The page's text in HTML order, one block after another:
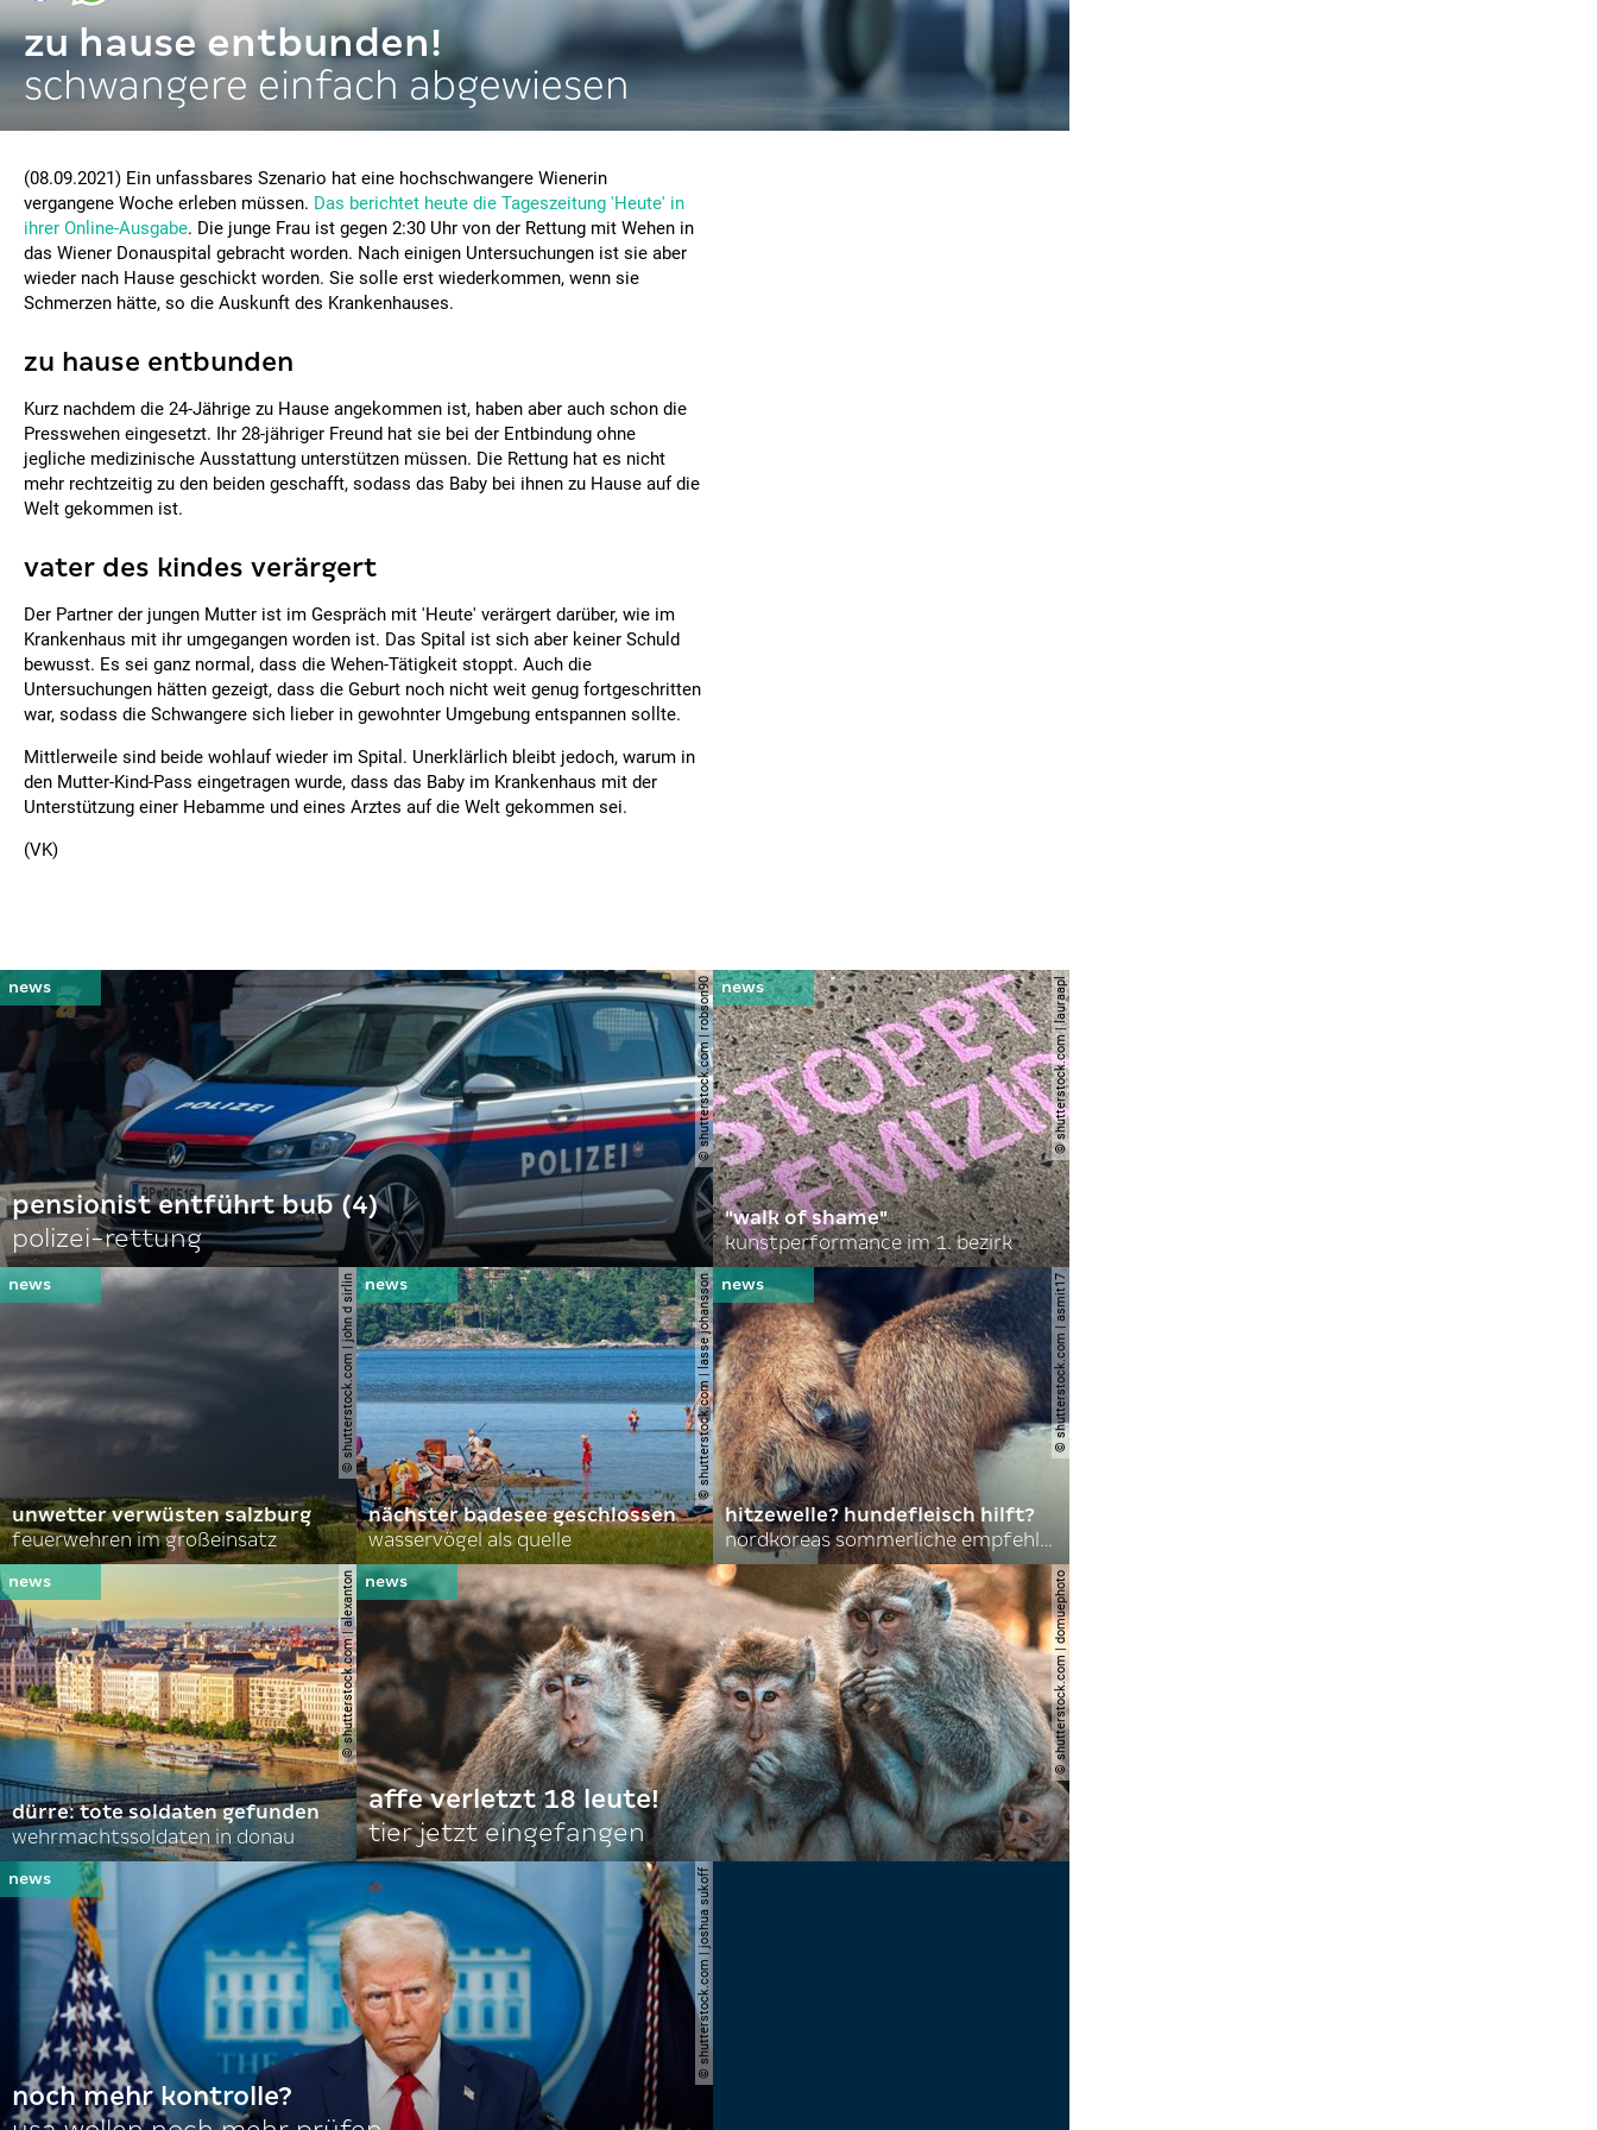
zu hause entbunden!
schwangere einfach abgewiesen
(08.09.2021) Ein unfassbares Szenario hat eine hochschwangere Wienerin
vergangene Woche erleben müssen. Das berichtet heute die Tageszeitung 'Heute' in
ihrer Online-Ausgabe. Die junge Frau ist gegen 2:30 Uhr von der Rettung mit Wehen in
das Wiener Donauspital gebracht worden. Nach einigen Untersuchungen ist sie aber
wieder nach Hause geschickt worden. Sie solle erst wiederkommen, wenn sie
Schmerzen hätte, so die Auskunft des Krankenhauses.
zu hause entbunden
Kurz nachdem die 24-Jährige zu Hause angekommen ist, haben aber auch schon die
Presswehen eingesetzt. Ihr 28-jähriger Freund hat sie bei der Entbindung ohne
jegliche medizinische Ausstattung unterstützen müssen. Die Rettung hat es nicht
mehr rechtzeitig zu den beiden geschafft, sodass das Baby bei ihnen zu Hause auf die
Welt gekommen ist.
vater des kindes verärgert
Der Partner der jungen Mutter ist im Gespräch mit 'Heute' verärgert darüber, wie im
Krankenhaus mit ihr umgegangen worden ist. Das Spital ist sich aber keiner Schuld
bewusst. Es sei ganz normal, dass die Wehen-Tätigkeit stoppt. Auch die
Untersuchungen hätten gezeigt, dass die Geburt noch nicht weit genug fortgeschritten
war, sodass die Schwangere sich lieber in gewohnter Umgebung entspannen sollte.
Mittlerweile sind beide wohlauf wieder im Spital. Unerklärlich bleibt jedoch, warum in
den Mutter-Kind-Pass eingetragen wurde, dass das Baby im Krankenhaus mit der
Unterstützung einer Hebamme und eines Arztes auf die Welt gekommen sei.
(VK)
© shutterstock.com | robson90
pensionist entführt bub (4)
polizei-rettung
© shutterstock.com | lauraapl
"walk of shame"
kunstperformance im 1. bezirk
© shutterstock.com | john d sirlin
unwetter verwüsten salzburg
feuerwehren im großeinsatz
© shutterstock.com | lasse johansson
nächster badesee geschlossen
wasservögel als quelle
© shutterstock.com | asmit17
hitzewelle? hundefleisch hilft?
nordkoreas sommerliche empfehlungen
© shutterstock.com | alexanton
dürre: tote soldaten gefunden
wehrmachtssoldaten in donau
© shutterstock.com | domuephoto
affe verletzt 18 leute!
tier jetzt eingefangen
© shutterstock.com | joshua sukoff
noch mehr kontrolle?